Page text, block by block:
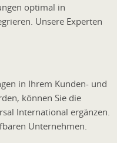
optimal in
Unsere Experten
in Ihrem Kunden- und
können Sie die
International ergänzen.
Unternehmen.